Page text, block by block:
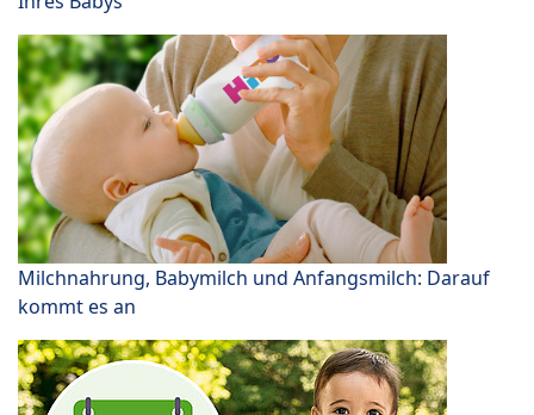
Milchnahrung, Babymilch und Anfangsmilch: Darauf
kommt es an